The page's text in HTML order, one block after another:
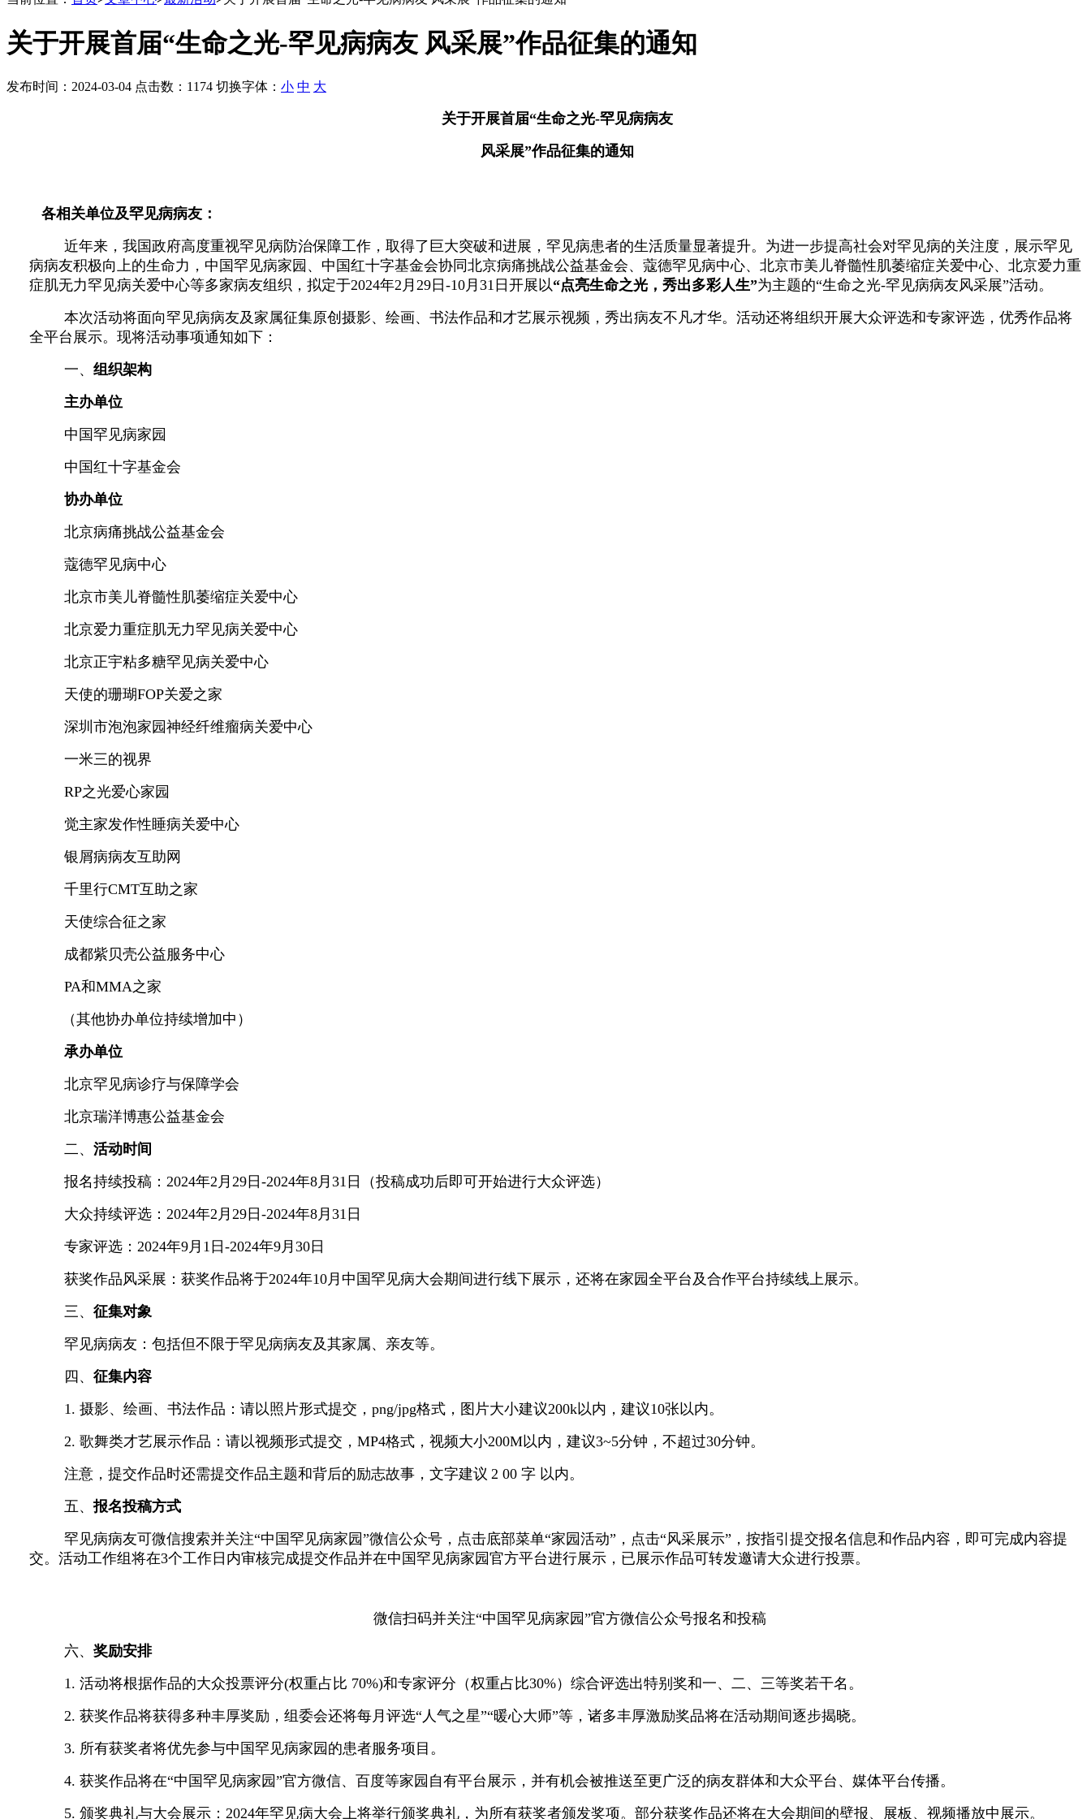
关于开展首届“生命之光-罕见病病友 风采展”作品征集的通知
发布时间：2024-03-04 点击数：1174 切换字体： 小 中 大
关于开展首届“生命之光-罕见病病友
风采展”作品征集的通知
各相关单位及罕见病病友：
近年来，我国政府高度重视罕见病防治保障工作，取得了巨大突破和进展，罕见病患者的生活质量显著提升。为进一步提高社会对罕见病的关注度，展示罕见
病病友积极向上的生命力， 中国罕见病家园、中国红十字基金会协同北京病痛挑战公益基金会、蔻德罕见病中心、北京市美儿脊髓性肌萎缩症关爱中心、北京爱力重
症肌无力罕见病关爱中心等多家病友组织，拟定于2024年2月29日-10月31日开展以“点亮生命之光，秀出多彩人生”为主题的“生命之光-罕见病病友风采展”活动。
本次活动将面向罕见病病友及家属征集原创摄影、绘画、书法作品和才艺展示视频，秀出病友不凡才华。活动还将组织开展大众评选和专家评选，优秀作品将
全平台展示。现将活动事项通知如下：
一、 组织架构
主办单位
中国罕见病家园
中国红十字基金会
协办单位
北京病痛挑战公益基金会
蔻德罕见病中心
北京市美儿脊髓性肌萎缩症关爱中心
北京爱力重症肌无力罕见病关爱中心
北京正宇粘多糖罕见病关爱中心
天使的珊瑚FOP关爱之家
深圳市泡泡家园神经纤维瘤病关爱中心
一米三的视界
RP之光爱心家园
觉主家发作性睡病关爱中心
银屑病病友互助网
千里行CMT互助之家
天使综合征之家
成都紫贝壳公益服务中心
PA和MMA之家
（其他协办单位持续增加中）
承办单位
北京罕见病诊疗与保障学会
北京瑞洋博惠公益基金会
二、 活动时间
报名持续投稿： 2024年2月29日-2024年8月 31日（投稿成功后即可开始进行大众评选）
大众持续评选：2024年2月29日-2024年8月 31日
专家评选：2024年9月1 日 -2024年9月 30日
获奖作品风采展：获奖作品将于2024年10月中国罕见病大会期间进行线下展示，还将在家园全平台及合作平台持续线上展示。
三、 征集对象
罕见病病友：包括但不限于罕见病病友及其家属、亲友等。
四、 征集内容
1. 摄影、绘画、书法作品： 请以照片形式提交， png/jpg格式，图片大小建议200k以内，建议10张以内。
2. 歌舞类才艺展示作品：请以视频形式提交， MP4格式，视频大小200M以内，建议3~5分钟，不超过30分钟。
注意，提交作品时还需提交作品主题和背后的励志故事，文字建议 2 00 字 以内。
五、报名投稿方式
罕见病病友可微信搜索并关注“中国罕见病家园”微信公众号，点击底部菜单“家园活动”，点击“风采展示”，按指引提交报名信息和作品内容，即可完成内容提
交。 活动工作组将在3个工作日内审核完成提交作品并在中国罕见病家园官方平台进行展示，已展示作品可转发邀请大众进行投票。
微信扫码并关注“中国罕见病家园”官方微信公众号报名和投稿
六、 奖励安排
1. 活动将根据作品的大众投票评分(权重占比 70%)和专家评分（权重占比30%）综合评选出特别奖和一、二、三等奖若干名。
2. 获奖作品将获得多种丰厚奖励，组委会还将每月评选“人气之星”“暖心大师”等，诸多丰厚激励奖品将在活动期间逐步揭晓。
3. 所有获奖者将优先参与中国罕见病家园的患者服务项目。
4. 获奖作品将在“中国罕见病家园”官方微信、 百度等家园自有平台展示，并有机会被推送至更广泛的病友群体和大众平台、媒体平台传播。
5. 颁奖典礼与大会展示：2024年罕见病大会上将举行颁奖典礼，为所有获奖者颁发奖项。部分获奖作品还将在大会期间的壁报、展板、视频播放中展示。